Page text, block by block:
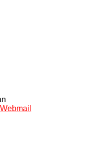
Webmail